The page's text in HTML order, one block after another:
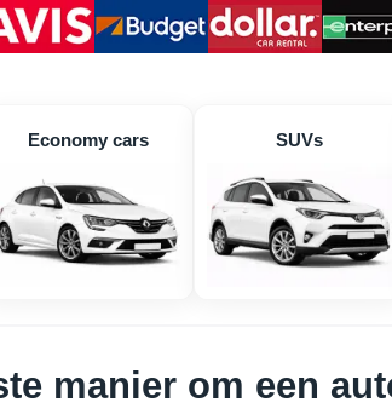
Economy cars SUVs
manier om een